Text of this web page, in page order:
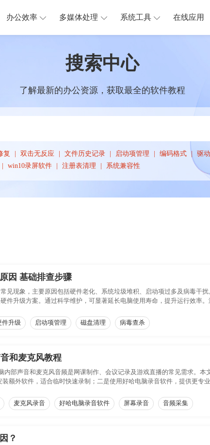
办公效率 多媒体处理 系统工具 在线应用
搜索中心
了解最新的办公资源，获取最全的软件教程
复 双击无反应 文件历史记录 启动项管理 编码格式
驱
win10录屏软件 注册表清理 系统兼容性
因 基础排查步骤
见现象，主要原因包括硬件老化、系统垃圾堆积、启动项过多及病毒干
件升级方案。通过科学维护，可显著延长电脑使用寿命，提升运行效率
件升级 启动项管理 磁盘清理 病毒查杀
和麦克风教程
内部声音和麦克风音频是网课制作、会议记录及游戏直播的常见需求。
装额外软件，适合临时快速录制；二是使用好哈电脑录音软件，提供更
麦克风录音 好哈电脑录音软件 屏幕录音 音频采集
？